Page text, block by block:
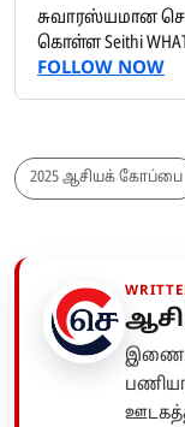
சுவாரஸ்யமான
கொள்ள Seithi
FOLLOW NOW
2025 ஆசியக் கோப்பை